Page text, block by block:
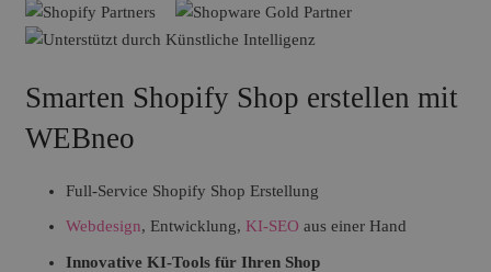
Smarten Shopify Shop erstellen mit
WEBneo
Full-Service Shopify Shop Erstellung
Webdesign, Entwicklung, KI-SEO aus einer Hand
Innovative KI-Tools für Ihren Shop